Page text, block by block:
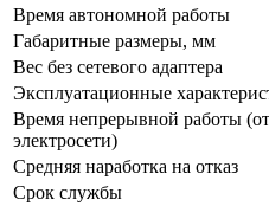
Время автономной работы
Габаритные размеры, мм
Вес без сетевого адаптера
Эксплуатационные
Время непрерывной работы (от
электросети)
Средняя наработка на отказ
Срок службы